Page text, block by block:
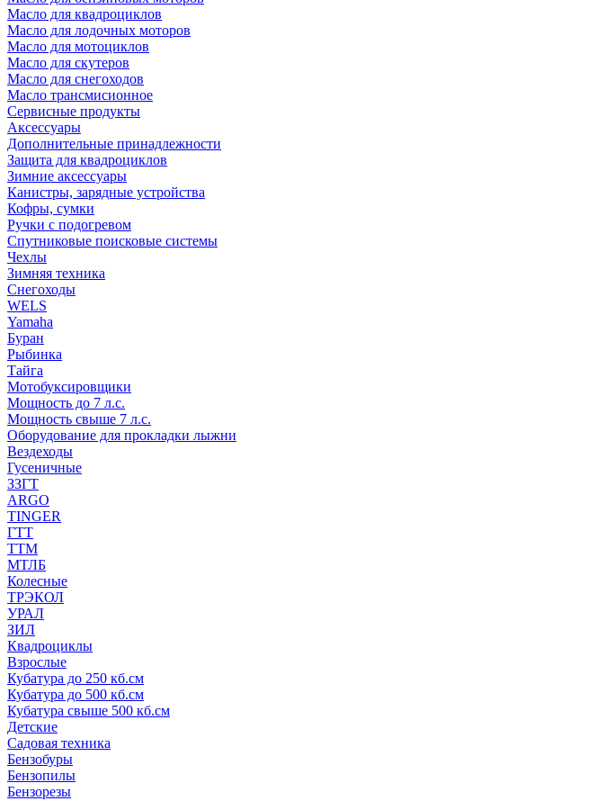
Масло для квадроциклов
Масло для лодочных моторов
Масло для мотоциклов
Масло для скутеров
Масло для снегоходов
Масло трансмисионное
Сервисные продукты
Аксессуары
Дополнительные принадлежности
Защита для квадроциклов
Зимние аксессуары
Канистры, зарядные устройства
Кофры, сумки
Ручки с подогревом
Спутниковые поисковые системы
Чехлы
Зимняя техника
Снегоходы
WELS
Yamaha
Буран
Рыбинка
Тайга
Мотобуксировщики
Мощность до 7 л.с.
Мощность свыше 7 л.с.
Оборудование для прокладки лыжни
Вездеходы
Гусеничные
ЗЗГТ
ARGO
TINGER
ГТТ
ТТМ
МТЛБ
Колесные
ТРЭКОЛ
УРАЛ
ЗИЛ
Квадроциклы
Взрослые
Кубатура до 250 кб.см
Кубатура до 500 кб.см
Кубатура свыше 500 кб.см
Детские
Садовая техника
Бензобуры
Бензопилы
Бензорезы